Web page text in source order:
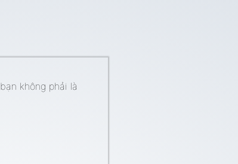
không phải là